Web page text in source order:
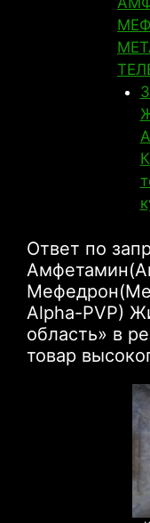
Ответ по
Alpha-PVP)
область» в
товар